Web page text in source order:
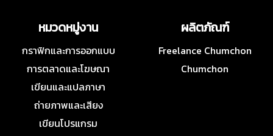
หมวดหมู่งาน
กราฟิกและการออกแบบ
การตลาดและโฆษณา
เขียนและแปลภาษา
ถ่ายภาพและเสียง
เขียนโปรแกรม
ผลิตภัณฑ์
Freelance Chumchon
Chumchon